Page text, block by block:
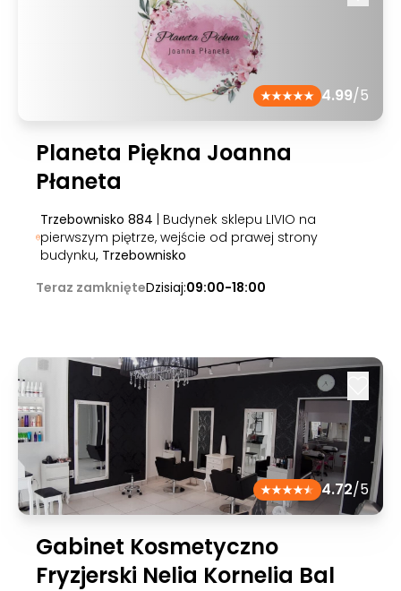
4.99/5
Planeta Piękna Joanna
Płaneta
Trzebownisko 884 | Budynek sklepu LIVIO na
pierwszym piętrze, wejście od prawej strony
budynku, Trzebownisko
Teraz zamknięteDzisiaj:09:00-18:00
4.72/5
Gabinet Kosmetyczno
Fryzjerski Nelia Kornelia Bal